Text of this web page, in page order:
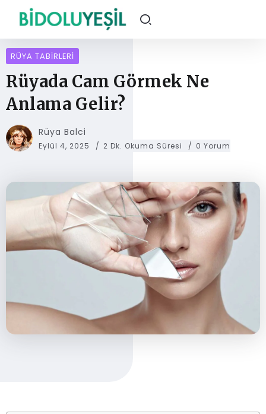
RÜYA TABIRLERI
Rüyada Cam Görmek Ne
Anlama Gelir?
Rüya Balci
Eylül 4, 2025 2 Dk. Okuma Süresi 0 Yorum